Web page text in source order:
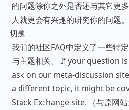
的问题除你之外是否还与其它更
人就更会有兴趣的研究你的问题。
切题
我们的社区FAQ中定义了一些特
与主题相关。 If your question
ask on our meta-discussion
a different topic, it might be
Stack Exchange site. （与原网